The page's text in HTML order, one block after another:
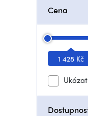
Cena
1 428 Kč